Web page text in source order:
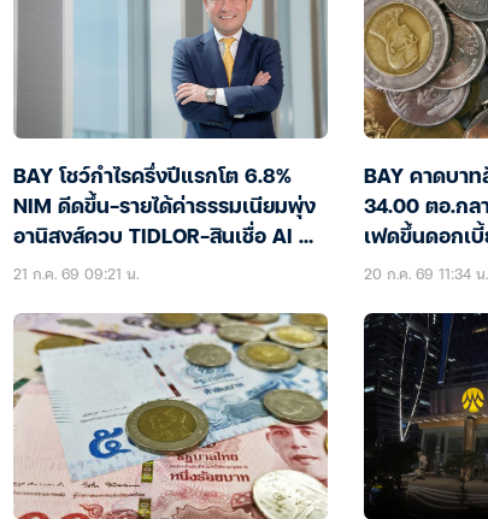
BAY โชว์กำไรครึ่งปีแรกโต 6.8%
NIM ดีดขึ้น-รายได้ค่าธรรมเนียมพุ่ง
อานิสงส์ควบ TIDLOR-สินเชื่อ AI &
อาเซียนหนุน
21 ก.ค. 69 09:21 น.
BAY คาดบา
34.00 ตอ.กล
เฟดขึ้นดอกเ
20 ก.ค. 69 11:34 น.